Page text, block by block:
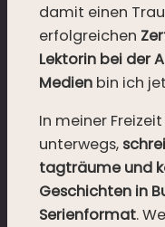
damit einen
erfolgreichen
Lektorin bei der
Medienbin ich
In meiner
unterwegs,
tagträume und
Geschichten in
Serienformat.